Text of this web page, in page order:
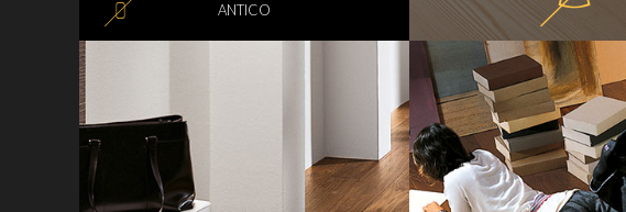
ANTICO